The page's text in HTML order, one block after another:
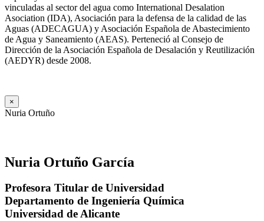
vinculadas al sector del agua como International Desalation
Asociation (IDA), Asociación para la defensa de la calidad de las
Aguas (ADECAGUA) y Asociación Española de Abastecimiento
de Agua y Saneamiento (AEAS). Perteneció al Consejo de
Dirección de la Asociación Española de Desalación y Reutilización
(AEDYR) desde 2008.
×
Nuria Ortuño
Nuria Ortuño García
Profesora Titular de Universidad
Departamento de Ingeniería Química
Universidad de Alicante